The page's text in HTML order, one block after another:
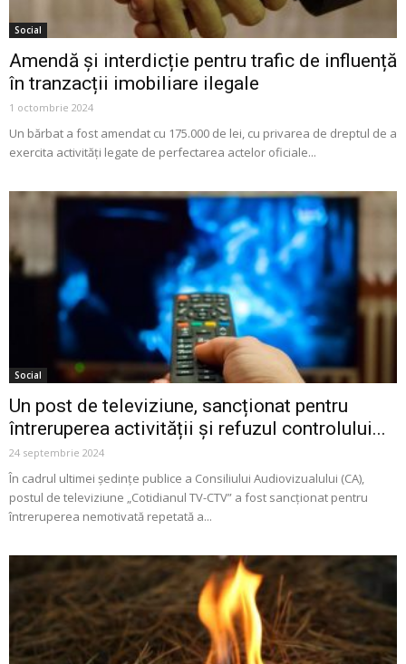
Social
Amendă și interdicție pentru trafic de influență
în tranzacții imobiliare ilegale
1 octombrie 2024
Un bărbat a fost amendat cu 175.000 de lei, cu privarea de dreptul de a
exercita activități legate de perfectarea actelor oficiale...
Social
Un post de televiziune, sancționat pentru
întreruperea activității și refuzul controlului...
24 septembrie 2024
În cadrul ultimei ședințe publice a Consiliului Audiovizualului (CA),
postul de televiziune „Cotidianul TV-CTV” a fost sancționat pentru
întreruperea nemotivată repetată a...